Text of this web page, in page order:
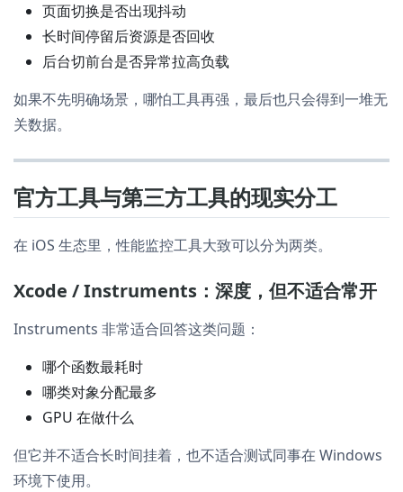
页面切换是否出现抖动
长时间停留后资源是否回收
后台切前台是否异常拉高负载
如果不先明确场景，哪怕工具再强，最后也只会得到一堆无
关数据。
官方工具与第三方工具的现实分工
在 iOS 生态里，性能监控工具大致可以分为两类。
Xcode / Instruments：深度，但不适合常开
Instruments 非常适合回答这类问题：
哪个函数最耗时
哪类对象分配最多
GPU 在做什么
但它并不适合长时间挂着，也不适合测试同事在 Windows
环境下使用。